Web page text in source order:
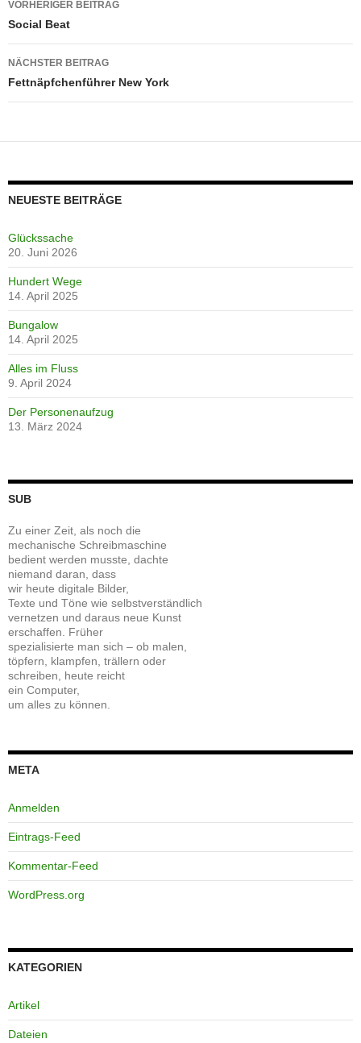
VORHERIGER BEITRAG
Social Beat
NÄCHSTER BEITRAG
Fettnäpfchenführer New York
NEUESTE BEITRÄGE
Glückssache
20. Juni 2026
Hundert Wege
14. April 2025
Bungalow
14. April 2025
Alles im Fluss
9. April 2024
Der Personenaufzug
13. März 2024
SUB
Zu einer Zeit, als noch die
mechanische Schreibmaschine
bedient werden musste, dachte
niemand daran, dass
wir heute digitale Bilder,
Texte und Töne wie selbstverständlich
vernetzen und daraus neue Kunst
erschaffen. Früher
spezialisierte man sich – ob malen,
töpfern, klampfen, trällern oder
schreiben, heute reicht
ein Computer,
um alles zu können.
META
Anmelden
Eintrags-Feed
Kommentar-Feed
WordPress.org
KATEGORIEN
Artikel
Dateien